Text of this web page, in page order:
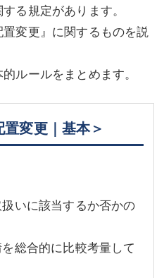
）
る規定があります。
変更』に関するものを説
ルールをまとめます。
変更｜基本＞
いに該当するか否かの
総合的に比較考量して